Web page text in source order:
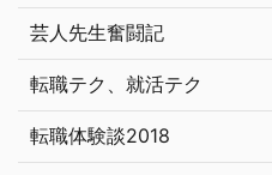
芸人先生奮闘記
転職テク、就活テク
転職体験談2018